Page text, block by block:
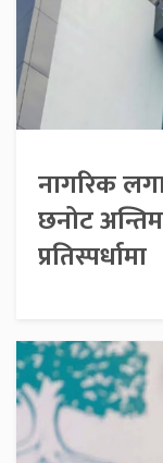
नागरिक
छनोट
प्रतिस्पर्धामा